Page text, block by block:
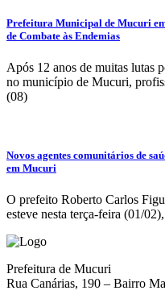
Prefeitura Municipal de Mucuri
de Combate às Endemias
Após 12 anos de muitas lutas
no município de Mucuri,
(08)
Novos agentes comunitários de
em Mucuri
O prefeito Roberto Carlos
esteve nesta terça-feira (01/
Prefeitura de Mucuri
Rua Canárias, 190 – Bairro